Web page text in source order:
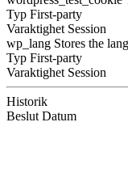
Typ First-party
Varaktighet Session
wp_lang Stores the
Typ First-party
Varaktighet Session
Historik
Beslut Datum